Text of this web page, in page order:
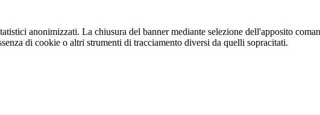
anonimizzati. La chiusura del banner mediante selezione dell'apposito
di cookie o altri strumenti di tracciamento diversi da quelli sopracitati.